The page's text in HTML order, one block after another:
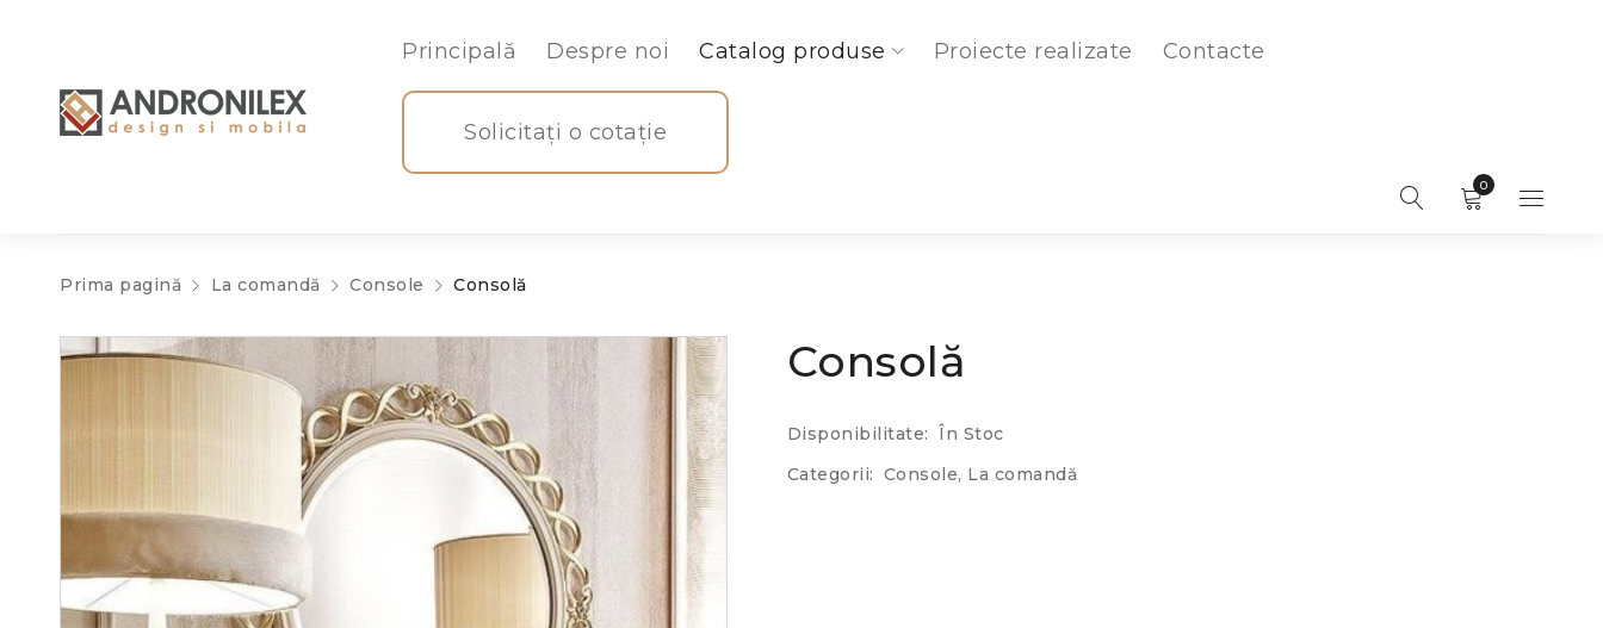
Principală Despre noi Catalog produse Proiecte realizate Contacte
Solicitați o cotație
0
Prima pagină La comandă Console Consolă
Consolă
Disponibilitate: În Stoc
Categorii: Console, La comandă